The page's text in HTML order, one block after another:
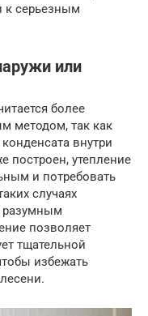
к серьезным
или
более
методом, так как
внутри
построен, утепление
и потребовать
случаях
разумным
позволяет
тщательной
избежать